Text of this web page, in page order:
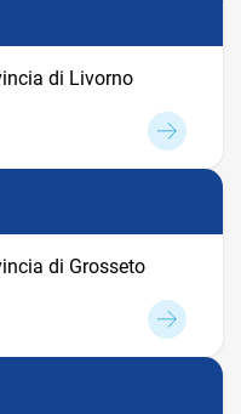
di Livorno
di Grosseto